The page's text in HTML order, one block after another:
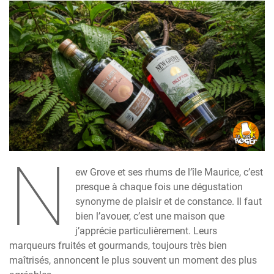
N
ew Grove et ses rhums de l’île Maurice, c’est
presque à chaque fois une dégustation
synonyme de plaisir et de constance. Il faut
bien l’avouer, c’est une maison que
j’apprécie particulièrement. Leurs
marqueurs fruités et gourmands, toujours très bien
maîtrisés, annoncent le plus souvent un moment des plus